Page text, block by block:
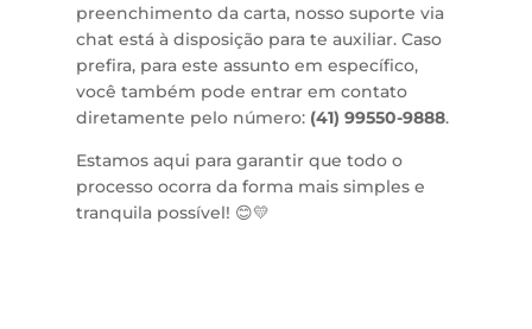
preenchimento da carta, nosso suporte via
chat está à disposição para te auxiliar. Caso
prefira, para este assunto em específico,
você também pode entrar em contato
diretamente pelo número: (41) 99550-9888.
Estamos aqui para garantir que todo o
processo ocorra da forma mais simples e
tranquila possível! 😊💛